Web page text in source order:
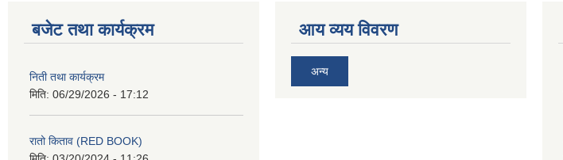
बजेट तथा कार्यक्रम
निती तथा कार्यक्रम
मिति: 06/29/2026 - 17:12
रातो किताव (RED BOOK)
आय व्यय विवरण
अन्य